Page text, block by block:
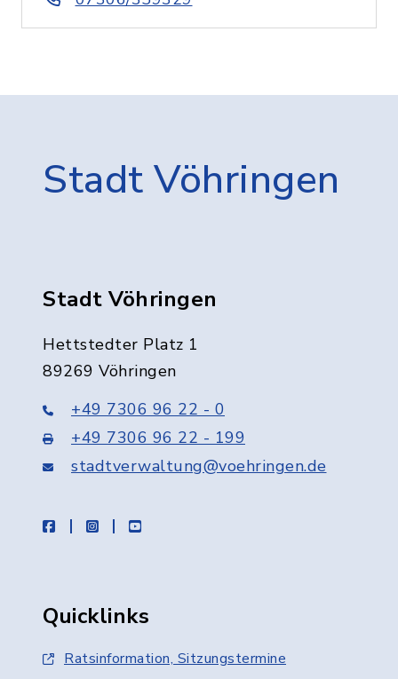
Stadt Vöhringen
Stadt Vöhringen
Hettstedter Platz 1
89269 Vöhringen
+49 7306 96 22 - 0
+49 7306 96 22 - 199
stadtverwaltung@voehringen.de
facebookinstagramyoutube
Quicklinks
Ratsinformation, Sitzungstermine